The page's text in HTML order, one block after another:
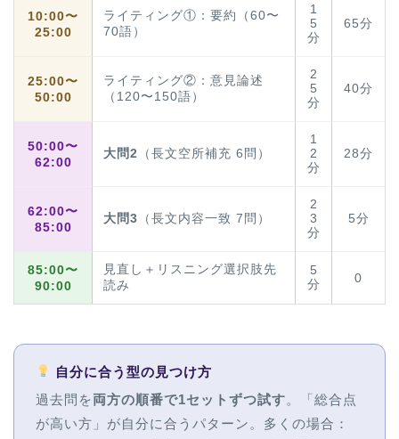
10:00〜
25:00
ライティング①：要約（60〜
70語）
1
5
分
65分
25:00〜
50:00
ライティング②：意見論述
（120〜150語）
2
5
分
40分
50:00〜
62:00
大問2 （長文空所補充 6問）
1
2
分
28分
62:00〜
85:00
大問3 （長文内容一致 7問）
2
3
分
5分
85:00〜
90:00
見直し＋リスニング選択肢先
読み
5
分
0
自分に合う型の見つけ方
過去問を両方の順番で1セットずつ試す。「総合点
が高い方」が自分に合うパターン。多くの場合：